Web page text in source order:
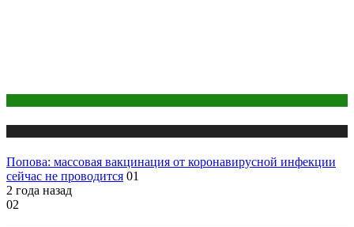
Попова: массовая вакцинация от коронавирусной инфекции
сейчас не проводится 01
2 года назад
02